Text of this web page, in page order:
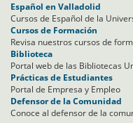
Español en Valladolid
Cursos de Español de la
Cursos de Formación
Revisa nuestros cursos de
Biblioteca
Portal web de las Bibliotecas
Prácticas de Estudiantes
Portal de Empresa y Empleo
Defensor de la Comunidad
Conoce al defensor de la